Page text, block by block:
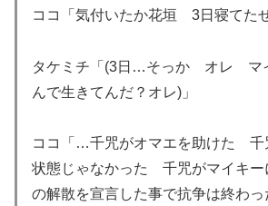
ココ「気付いたか花垣 3日寝てたぜ
タケミチ「(3日…そっか オレ マ
んで生きてんだ？オレ)」
ココ「…千咒がオマエを助けた 千
状態じゃなかった 千咒がマイキ
の解散を宣言した事で抗争は終わっ